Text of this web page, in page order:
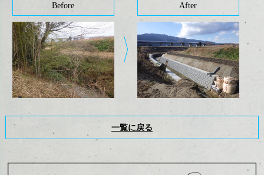
Before After
一覧に戻る